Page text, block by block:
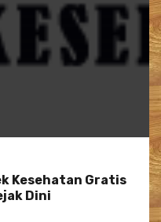
Kesehatan Gratis
Dini